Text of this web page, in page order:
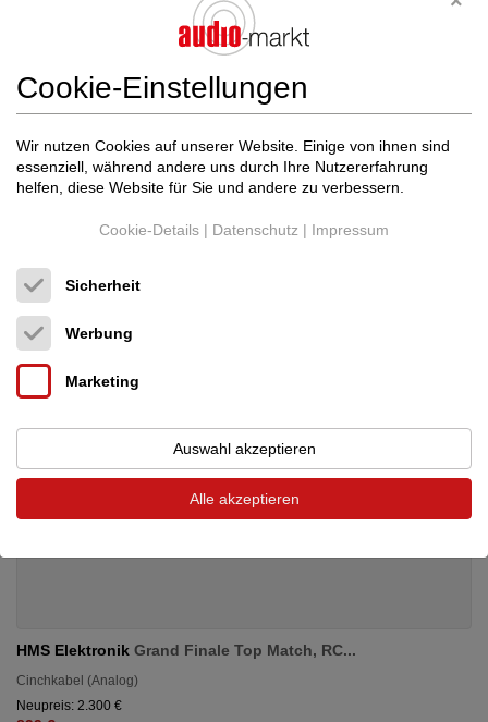
HMS ElektronikHMS Gran Finale Interconne...
Cinchkabel (Analog)
HMS Elektronik Grand Finale Top Match, RC...
Cinchkabel (Analog)
Neupreis: 2.300 €
Cookie-Einstellungen
Wir nutzen Cookies auf unserer Website. Einige von ihnen sind
essenziell, während andere uns durch Ihre Nutzererfahrung
helfen, diese Website für Sie und andere zu verbessern.
Cookie-Details | Datenschutz | Impressum
Sicherheit
Werbung
Marketing
Auswahl akzeptieren
Alle akzeptieren